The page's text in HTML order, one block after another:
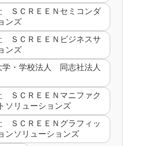
ＳＣＲＥＥＮセミコンダ
ンズ
ＳＣＲＥＥＮビジネスサ
ンズ
学・学校法人 同志社法人
ＳＣＲＥＥＮマニファク
ソリューションズ
ＳＣＲＥＥＮグラフィッ
ンソリューションズ